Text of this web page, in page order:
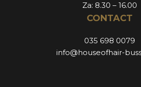
Za: 8.30 – 16.00
CONTACT
035 698 0079
info@houseofhair-